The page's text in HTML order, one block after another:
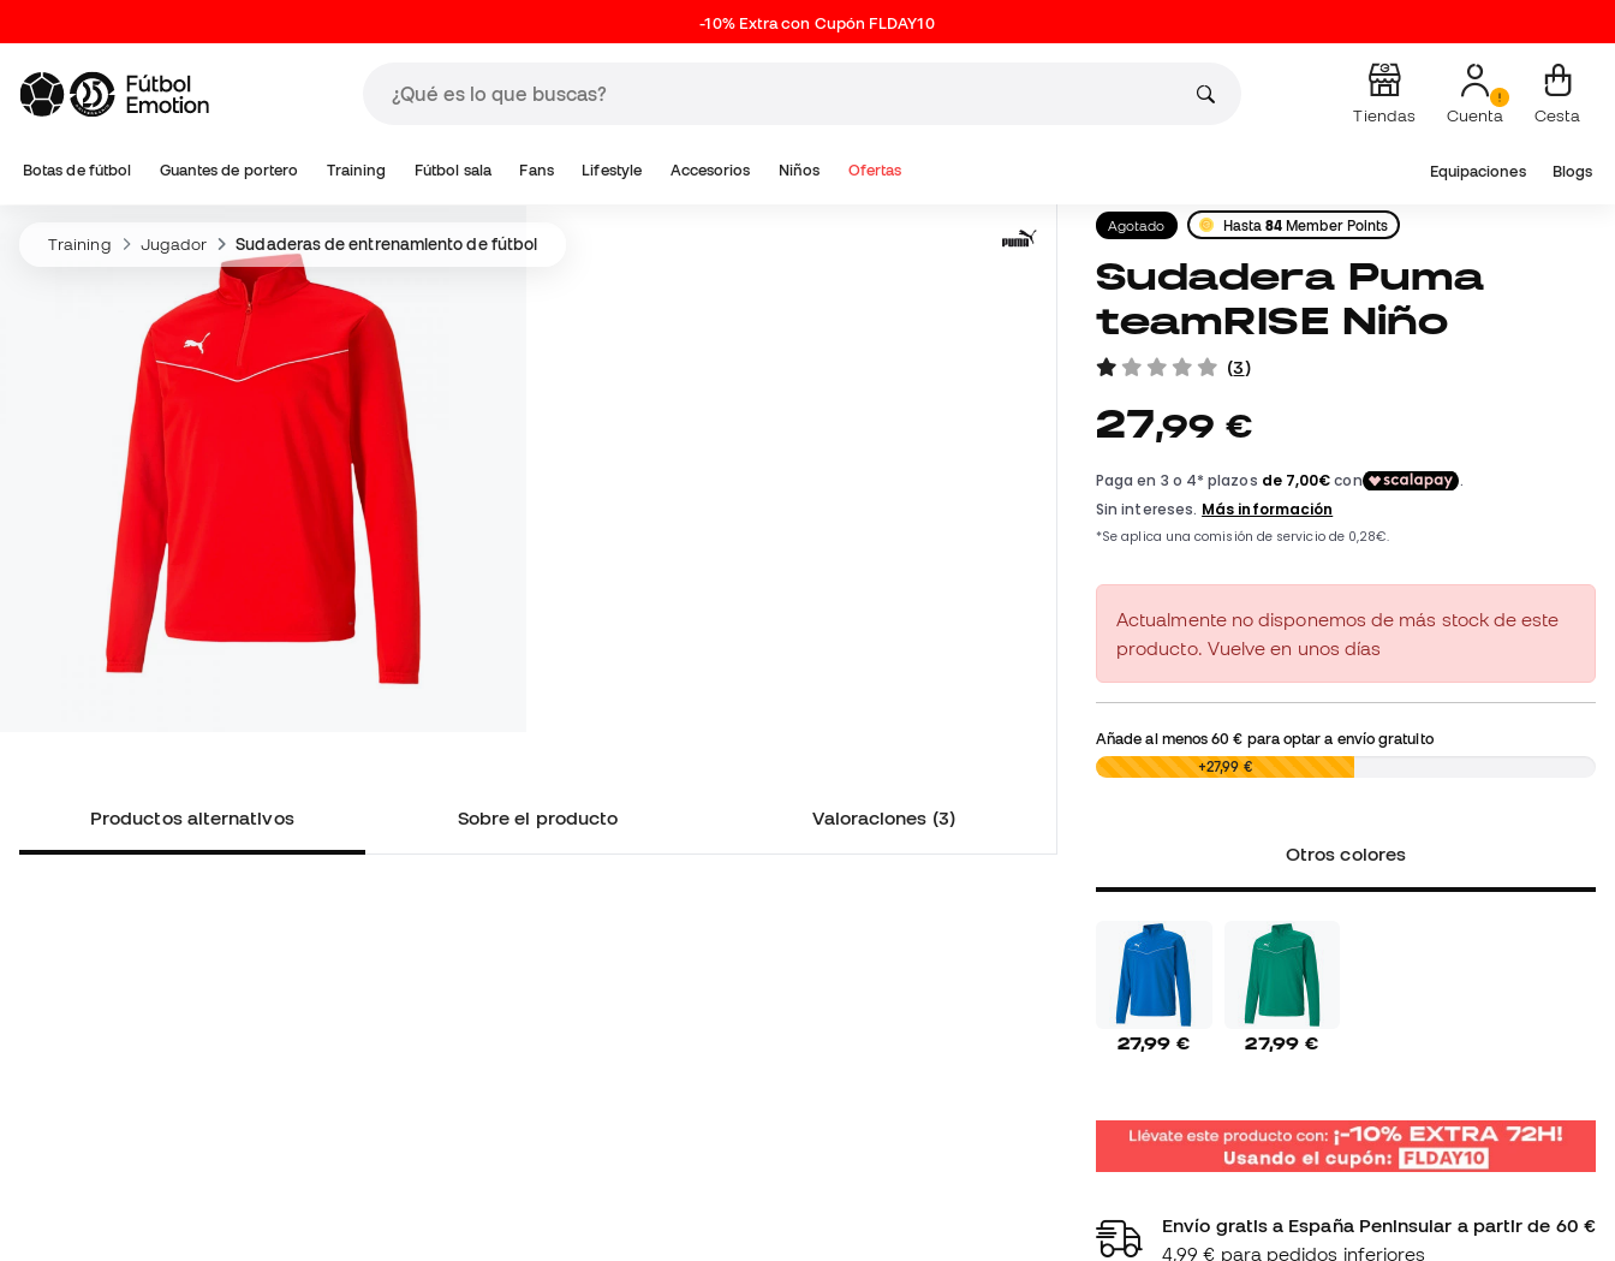
-10% Extra con Cupón FLDAY10
Tiendas Cuenta Cesta
Botas de fútbol Guantes de portero Training Fútbol sala Fans Lifestyle Accesorios Niños Ofertas Equipaciones Blogs
Training Jugador Sudaderas de entrenamiento de fútbol
Productos alternativos Sobre el producto Valoraciones (3)
Agotado Hasta84 Member Points
Sudadera Puma
teamRISE Niño
(3)
27,99 €
Actualmente no disponemos de más stock de este
producto. Vuelve en unos días
Añade al menos60 € para optar a envío gratuito
0,00 € +27,99 €
Otros colores
27,99 € 27,99 €
Envío gratis a España Peninsular a partir de 60 €
4,99 € para pedidos inferiores